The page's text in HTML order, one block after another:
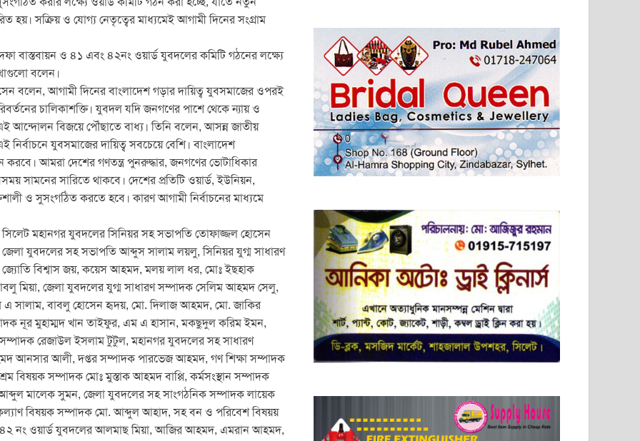
হয়। সক্রিয় ও যোগ্য নেতৃত্বের মাধ্যমেই আগামী দিনের সংগ্রাম
বাস্তবায়ন ও ৪১ এবং ৪২নং ওয়ার্ড যুবদলের কমিটি গঠনের লক্ষ্যে
বলেন।
বলেন, আগামী দিনের বাংলাদেশ গড়ার দায়িত্ব যুবসমাজের ওপরই
চালিকাশক্তি। যুবদল যদি জনগণের পাশে থেকে ন্যায় ও
আন্দোলন বিজয়ে পৌঁছাতে বাধ্য। তিনি বলেন, আসন্ন জাতীয়
নির্বাচনে যুবসমাজের দায়িত্ব সবচেয়ে বেশি। বাংলাদেশ
করবে। আমরা দেশের গণতন্ত্র পুনরুদ্ধার, জনগণের ভোটাধিকার
সামনের সারিতে থাকবে। দেশের প্রতিটি ওয়ার্ড, ইউনিয়ন,
ও সুসংগঠিত করতে হবে। কারণ আগামী নির্বাচনের মাধ্যমে
সিলেট মহানগর যুবদলের সিনিয়র সহ সভাপতি তোফাজ্জল হোসেন
যুবদলের সহ সভাপতি আব্দুস সালাম লয়লু, সিনিয়র যুগ্ম সাধারণ
বিশ্বাস জয়, কয়েস আহমদ, মলয় লাল ধর, মোঃ ইছহাক
মিয়া, জেলা যুবদলের যুগ্ম সাধারণ সম্পাদক সেলিম আহমদ সেলু,
সালাম, বাবলু হোসেন হৃদয়, মো. দিলাজ আহমদ, মো. জাকির
নূর মুহাম্মদ খান তাইফুর, এম এ হাসান, মকছুদুল করিম ইমন,
রেজাউল ইসলাম টুটুল, মহানগর যুবদলের সহ সাধারণ
আনসার আলী, দপ্তর সম্পাদক পারভেজ আহমদ, গণ শিক্ষা সম্পাদক
বিষয়ক সম্পাদক মোঃ মুস্তাক আহমদ বাপ্পি, কর্মসংস্থান সম্পাদক
মালেক সুমন, জেলা যুবদলের সহ সাংগঠনিক সম্পাদক লায়েক
বিষয়ক সম্পাদক মো. আব্দুল আহাদ, সহ বন ও পরিবেশ বিষয়য়
নং ওয়ার্ড যুবদলের আলমাছ মিয়া, আজির আহমদ, এমরান আহমদ,